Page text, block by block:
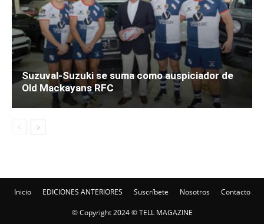
Suzuval-Suzuki se suma como auspiciador de
Old Mackayans RFC
Inicio EDICIONES ANTERIORES Suscríbete Nosotros Contacto
© Copyright 2024 © TELL MAGAZINE